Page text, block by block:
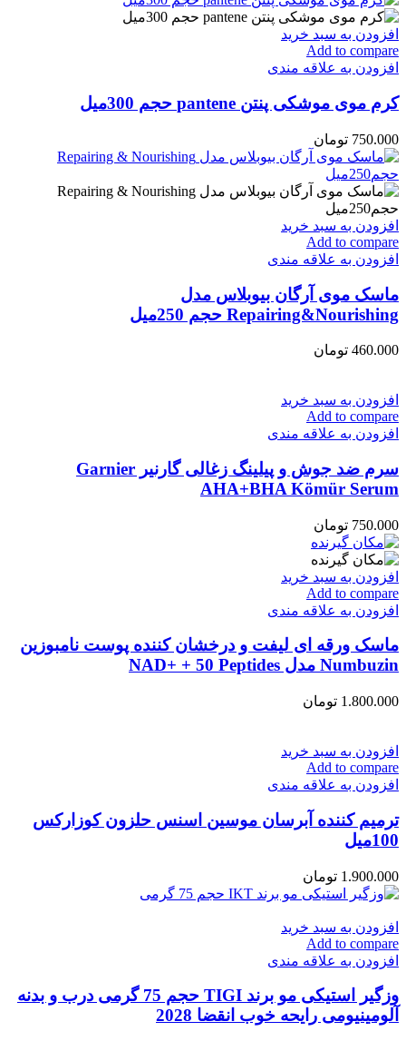
افزودن به سبد خرید
Add to compare
افزودن به علاقه مندی
کرم موی موشکی پنتن pantene حجم 300میل
750.000 تومان
افزودن به سبد خرید
Add to compare
افزودن به علاقه مندی
ماسک موی آرگان بیوبلاس مدل
Repairing&Nourishing حجم 250میل
460.000 تومان
افزودن به سبد خرید
Add to compare
افزودن به علاقه مندی
سرم ضد جوش و پیلینگ زغالی گارنیر Garnier
AHA+BHA Kömür Serum
750.000 تومان
افزودن به سبد خرید
Add to compare
افزودن به علاقه مندی
ماسک ورقه ای لیفت و درخشان کننده پوست نامبوزین
Numbuzin مدل NAD+ + 50 Peptides
1.800.000 تومان
افزودن به سبد خرید
Add to compare
افزودن به علاقه مندی
ترمیم کننده آبرسان موسین اسنس حلزون کوزارکس
100میل
1.900.000 تومان
افزودن به سبد خرید
Add to compare
افزودن به علاقه مندی
وزگیر استیکی مو برند TIGI حجم 75 گرمی درب و بدنه
آلومینیومی رایحه خوب انقضا 2028